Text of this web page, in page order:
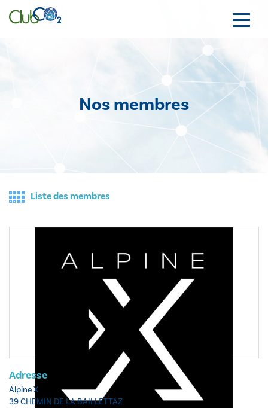
Nos membres
Liste des membres
Adresse
Alpine X
39 CHEMIN DE LA BAILLETTAZ